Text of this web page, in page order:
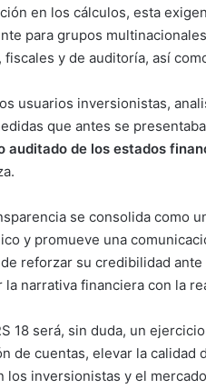
en los cálculos, esta
para grupos
y de auditoría, así
usuarios inversionistas,
que antes se
auditado de los estados
se consolida como
y promueve una
reforzar su credibilidad
narrativa financiera con la
18 será, sin duda, un
de cuentas, elevar la
los inversionistas y el